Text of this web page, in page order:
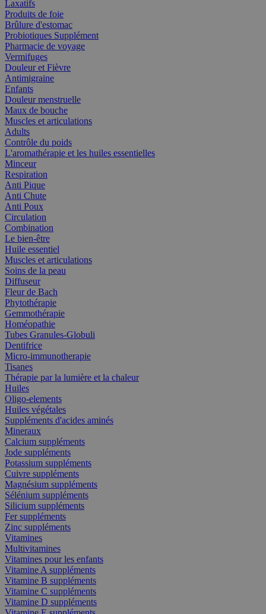
Laxatifs
Produits de foie
Brûlure d'estomac
Probiotiques Supplément
Pharmacie de voyage
Vermifuges
Douleur et Fièvre
Antimigraine
Enfants
Douleur menstruelle
Maux de bouche
Muscles et articulations
Adults
Contrôle du poids
L'aromathérapie et les huiles essentielles
Minceur
Respiration
Anti Pique
Anti Chute
Anti Poux
Circulation
Combination
Le bien-être
Huile essentiel
Muscles et articulations
Soins de la peau
Diffuseur
Fleur de Bach
Phytothérapie
Gemmothérapie
Homéopathie
Tubes Granules-Globuli
Dentifrice
Micro-immunotherapie
Tisanes
Thérapie par la lumière et la chaleur
Huiles
Oligo-elements
Huiles végétales
Suppléments d'acides aminés
Mineraux
Calcium suppléments
Jode suppléments
Potassium suppléments
Cuivre suppléments
Magnésium suppléments
Sélénium suppléments
Silicium suppléments
Fer suppléments
Zinc suppléments
Vitamines
Multivitamines
Vitamines pour les enfants
Vitamine A suppléments
Vitamine B suppléments
Vitamine C suppléments
Vitamine D suppléments